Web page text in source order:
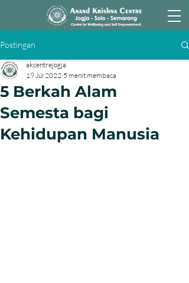
Postingan
5 Berkah Alam
Semesta bagi
Kehidupan Manusia
akcentrejogja
19 Jul 2022 5 menit membaca